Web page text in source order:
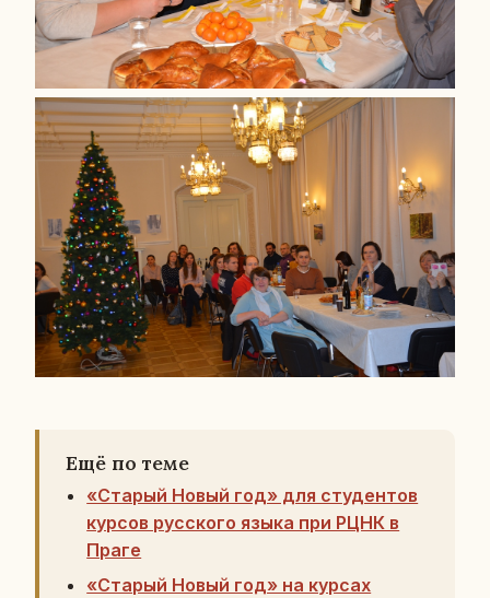
Ещё по теме
«Старый Новый год» для студентов
курсов русского языка при РЦНК в
Праге
«Старый Новый год» на курсах